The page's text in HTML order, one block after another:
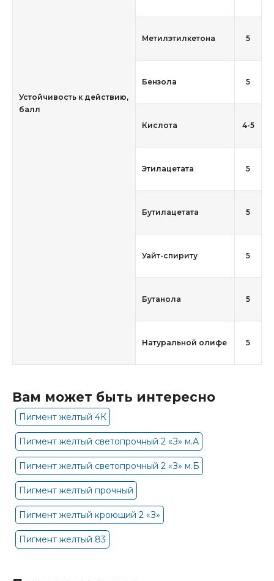
Устойчивость к действию,
балл
Метилэтилкетона 5
Бензола 5
Кислота 4-5
Этилацетата 5
Бутилацетата 5
Уайт-спириту 5
Бутанола 5
Натуральной олифе 5
Вам может быть интересно
Пигмент желтый 4К
Пигмент желтый светопрочный 2 «З» м.А
Пигмент желтый светопрочный 2 «З» м.Б
Пигмент желтый прочный
Пигмент желтый кроющий 2 «З»
Пигмент желтый 83